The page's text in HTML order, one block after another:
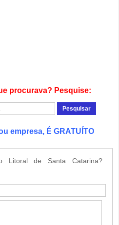
procurava? Pesquise:
empresa, É GRATUÍTO
Litoral de Santa Catarina?